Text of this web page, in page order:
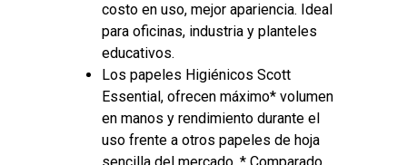
costo en uso, mejor apariencia. Ideal
para oficinas, industria y planteles
educativos.
Los papeles Higiénicos Scott
Essential, ofrecen máximo* volumen
en manos y rendimiento durante el
uso frente a otros papeles de hoja